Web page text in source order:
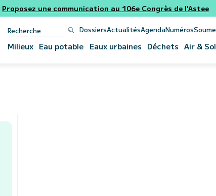
Proposez une communication au 106e Congrès de l'Astee
DossiersActualitésAgendaNuméros
Milieux Eau potable Eaux urbaines Déchets Air &